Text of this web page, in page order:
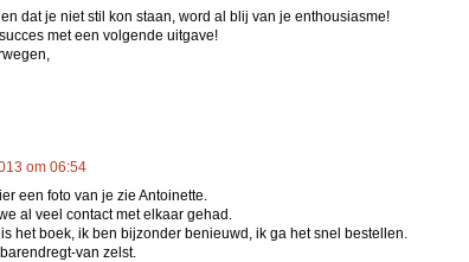
dat je niet stil kon staan, word al blij van je enthousiasme!
met een volgende uitgave!
om 06:54
een foto van je zie Antoinette.
al veel contact met elkaar gehad.
het boek, ik ben bijzonder benieuwd, ik ga het snel bestellen.
van zelst.